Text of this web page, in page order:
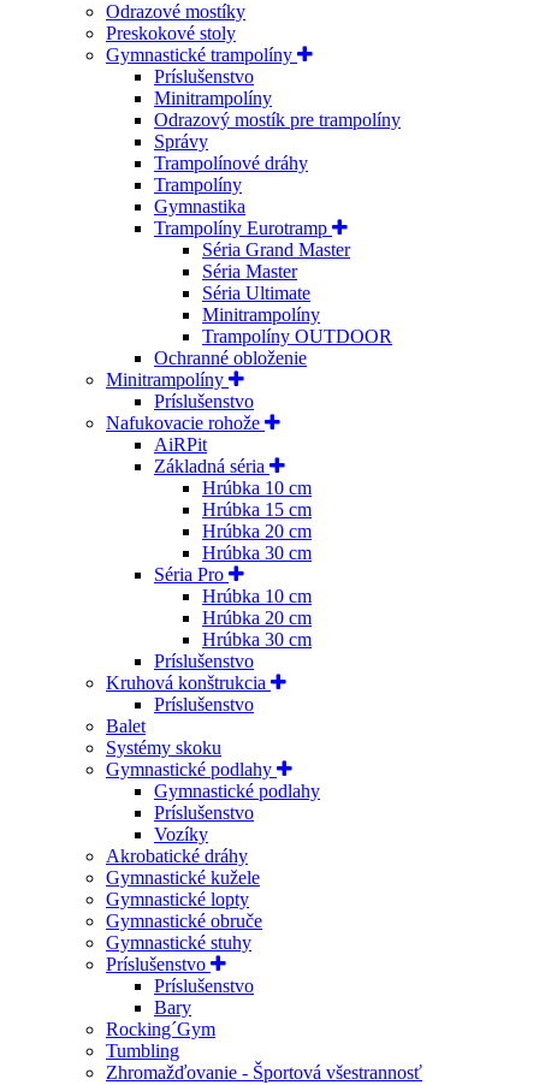
Odrazové mostíky
Preskokové stoly
Gymnastické trampolíny
Príslušenstvo
Minitrampolíny
Odrazový mostík pre trampolíny
Správy
Trampolínové dráhy
Trampolíny
Gymnastika
Trampolíny Eurotramp
Séria Grand Master
Séria Master
Séria Ultimate
Minitrampolíny
Trampolíny OUTDOOR
Ochranné obloženie
Minitrampolíny
Príslušenstvo
Nafukovacie rohože
AiRPit
Základná séria
Hrúbka 10 cm
Hrúbka 15 cm
Hrúbka 20 cm
Hrúbka 30 cm
Séria Pro
Hrúbka 10 cm
Hrúbka 20 cm
Hrúbka 30 cm
Príslušenstvo
Kruhová konštrukcia
Príslušenstvo
Balet
Systémy skoku
Gymnastické podlahy
Gymnastické podlahy
Príslušenstvo
Vozíky
Akrobatické dráhy
Gymnastické kužele
Gymnastické lopty
Gymnastické obruče
Gymnastické stuhy
Príslušenstvo
Príslušenstvo
Bary
Rocking´Gym
Tumbling
Zhromažďovanie - Športová všestrannosť